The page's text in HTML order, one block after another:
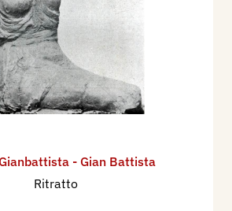
- Gian Battista
Ritratto